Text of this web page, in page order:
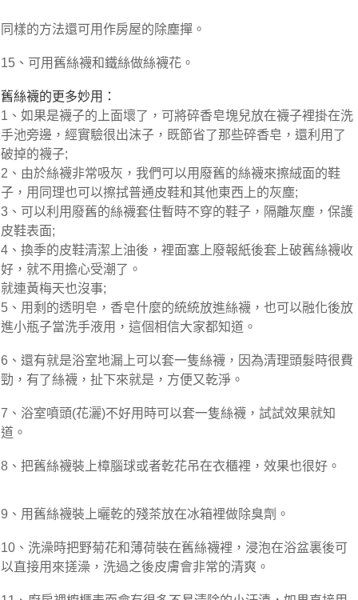
同樣的方法還可用作房屋的除塵撣。
15、可用舊絲襪和鐵絲做絲襪花。
舊絲襪的更多妙用：
1、如果是襪子的上面壞了，可將碎香皂塊兒放在襪子裡掛在洗
手池旁邊，經實驗很出沫子，既節省了那些碎香皂，還利用了
破掉的襪子;
2、由於絲襪非常吸灰，我們可以用廢舊的絲襪來擦絨面的鞋
子，用同理也可以擦拭普通皮鞋和其他東西上的灰塵;
3、可以利用廢舊的絲襪套住暫時不穿的鞋子，隔離灰塵，保護
皮鞋表面;
4、換季的皮鞋清潔上油後，裡面塞上廢報紙後套上破舊絲襪收
好，就不用擔心受潮了。
就連黃梅天也沒事;
5、用剩的透明皂，香皂什麼的統統放進絲襪，也可以融化後放
進小瓶子當洗手液用，這個相信大家都知道。
6、還有就是浴室地漏上可以套一隻絲襪，因為清理頭髮時很費
勁，有了絲襪，扯下來就是，方便又乾淨。
7、浴室噴頭(花灑)不好用時可以套一隻絲襪，試試效果就知
道。
8、把舊絲襪裝上樟腦球或者乾花吊在衣櫃裡，效果也很好。
9、用舊絲襪裝上曬乾的殘茶放在冰箱裡做除臭劑。
10、洗澡時把野菊花和薄荷裝在舊絲襪裡，浸泡在浴盆裏後可
以直接用來搓澡，洗過之後皮膚會非常的清爽。